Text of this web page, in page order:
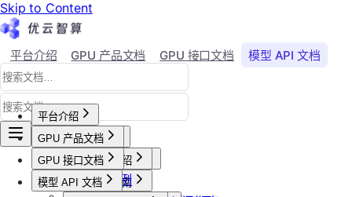
Skip to Content
平台介绍 GPU 产品文档 GPU 接口文档
模型 API 文档
Agent 社区
平台介绍
平台概述
平台介绍
加入社群
用户等级与推荐
会员等级
产品更新公告
GPU 产品文档
GPU产品介绍
功能概览
GPU操作指南
GPU 接口文档
API接口范例
模型 API 文档